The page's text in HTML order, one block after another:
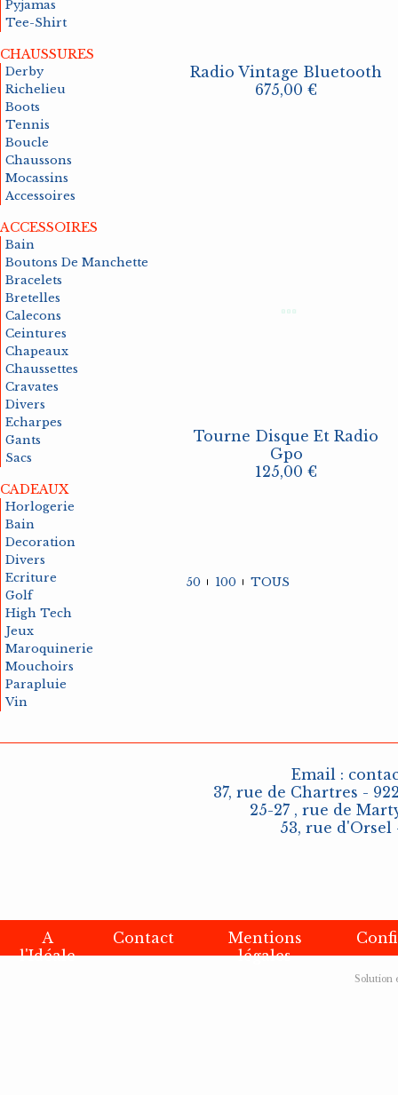
Outwear
Mocassins Accessoires
Chapeaux Chaussettes Cravates
High Tech Jeux
Pyjamas
Tee-Shirt
CHAUSSURES
Derby
Richelieu
Boots
Tennis
Boucle
Chaussons
Mocassins
Accessoires
ACCESSOIRES
Bain
Boutons De Manchette
Bracelets
Bretelles
Calecons
Ceintures
Chapeaux
Chaussettes
Cravates
Divers
Echarpes
Gants
Sacs
CADEAUX
Horlogerie
Bain
Decoration
Divers
Ecriture
Golf
High Tech
Jeux
Maroquinerie
Mouchoirs
Parapluie
Vin
Radio Vintage Bluetooth
675,00 €
Tourne Disque Et Radio
Gpo
125,00 €
50 100 TOUS
Email :
37, rue de Chartres -
25-27 , rue de
53, rue d'Orsel
A
l'Idéale
Contact
Mentions
légales
Solution